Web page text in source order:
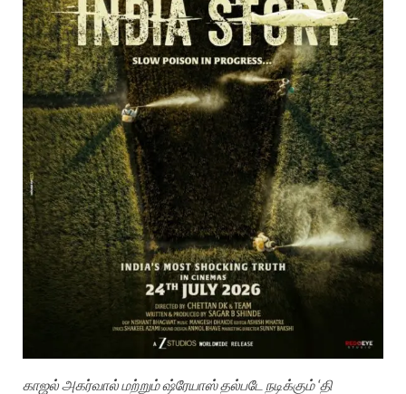
காஜல் அகர்வால் மற்றும் ஷ்ரேயாஸ் தல்படே நடிக்கும் ‘தி